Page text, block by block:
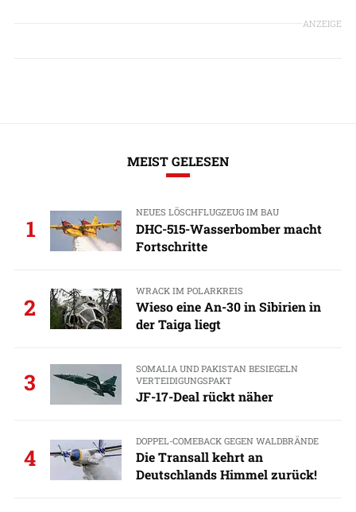
ANZEIGE
MEIST GELESEN
1
NEUES LÖSCHFLUGZEUG IM BAU
DHC-515-Wasserbomber macht
Fortschritte
2
WRACK IM POLARKREIS
Wieso eine An-30 in Sibirien in
der Taiga liegt
3
SOMALIA UND PAKISTAN BESIEGELN
VERTEIDIGUNGSPAKT
JF-17-Deal rückt näher
4
DOPPEL-COMEBACK GEGEN WALDBRÄNDE
Die Transall kehrt an
Deutschlands Himmel zurück!